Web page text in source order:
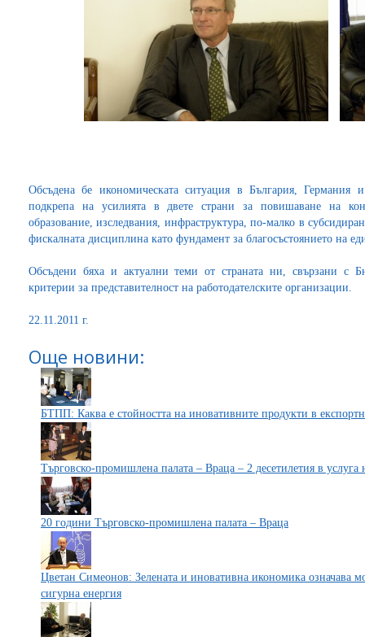
Обсъдена бе икономическата ситуация в България,
подкрепа на усилията в двете страни за повишаване на
образование, изследвания, инфраструктура, по-малко в
фискалната дисциплина като фундамент за благосъстоянието на
Обсъдени бяха и актуални теми от страната ни, свързани с
критерии за представителност на работодателските организации.
22.11.2011 г.
Още новини:
БТПП: Каква е стойността на иновативните продукти в
Търговско-промишлена палата – Враца – 2 десетилетия в услуга
20 години Търговско-промишлена палата – Враца
Цветан Симеонов: Зелената и иновативна икономика означава
сигурна енергия